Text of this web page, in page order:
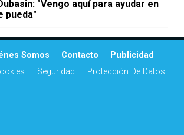
"Vengo aquí para ayudar en
pueda"
Somos Contacto
Publicidad
Seguridad Protección De Datos